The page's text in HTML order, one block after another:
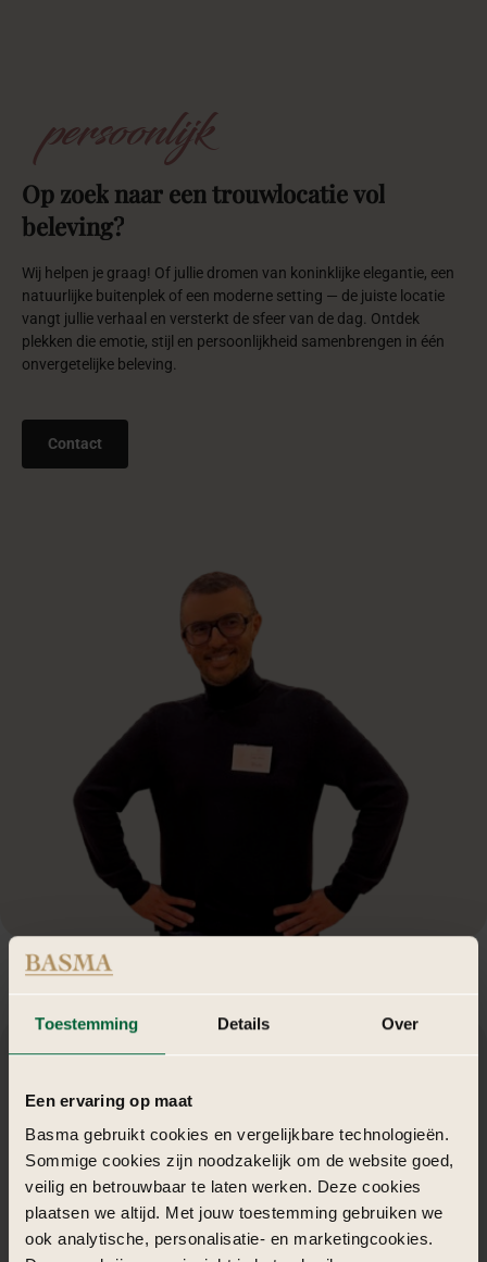
Toestemming Details Over
Een ervaring op maat
Basma gebruikt cookies en vergelijkbare technologieën.
Sommige cookies zijn noodzakelijk om de website goed,
veilig en betrouwbaar te laten werken. Deze cookies
plaatsen we altijd. Met jouw toestemming gebruiken we
ook analytische, personalisatie- en marketingcookies.
persoonlijk
Op zoek naar eentrouwlocatievol
beleving?
Wij helpen je graag! Of jullie dromen van koninklijke elegantie, een
natuurlijke buitenplek of een moderne setting — de juiste locatie
vangt jullie verhaal en versterkt de sfeer van de dag. Ontdek
plekken die emotie, stijl en persoonlijkheid samenbrengen in één
onvergetelijke beleving.
Contact
Dejuistesfeerzit
De magie van een trouwlocatie ontstaat door de samenkomst van
licht, kleur en decor. Een neutrale zaal kan met de juiste styling
volledig transformeren tot een warme, romantische of juist
moderne ruimte. BASMA besteedt aandacht aan elk detail: van
tafeldecoratie tot bloemarrangementen en verlichting. Zo